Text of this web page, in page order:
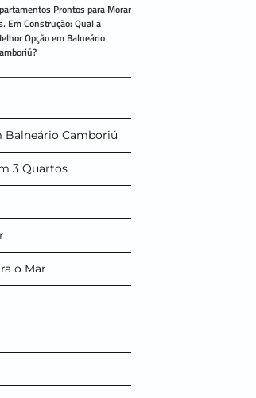
Prontos para Morar
Em Construção: Qual a
Opção em Balneário
Camboriú
3 Quartos
o Mar